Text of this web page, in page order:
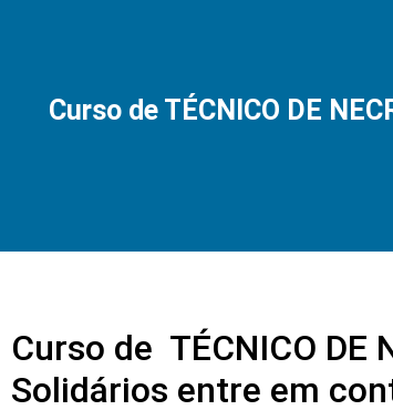
Curso de TÉCNICO DE
Curso de TÉCNICO DE
Solidários entre em